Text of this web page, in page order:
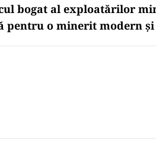
bogat al exploatărilor
pentru o minerit modern